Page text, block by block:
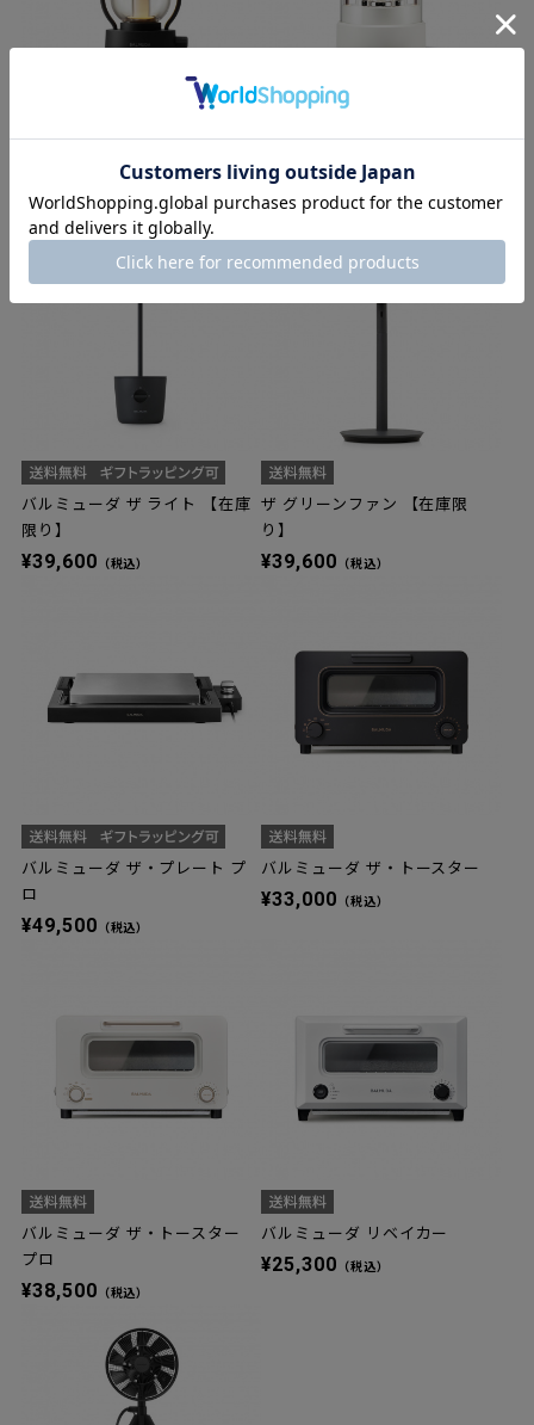
バルミューダ ザ・ランタン
（税込）
バルミューダ ザ・スピーカー
【在庫限り】
¥47,300（税込）
バルミューダ ザ ライト 【在庫
限り】
¥39,600 （税込）
ザ グリーンファン 【在庫限
り】
¥39,600 （税込）
バルミューダ ザ・プレート プ
ロ
¥49,500 （税込）
バルミューダ ザ・トースター
¥33,000 （税込）
バルミューダ ザ・トースター
プロ
¥38,500 （税込）
バルミューダ リベイカー
¥25,300 （税込）